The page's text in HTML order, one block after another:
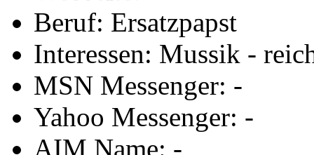
Beruf: Ersatzpapst
Interessen: Mussik -
MSN Messenger: -
Yahoo Messenger: -
AIM Name: -